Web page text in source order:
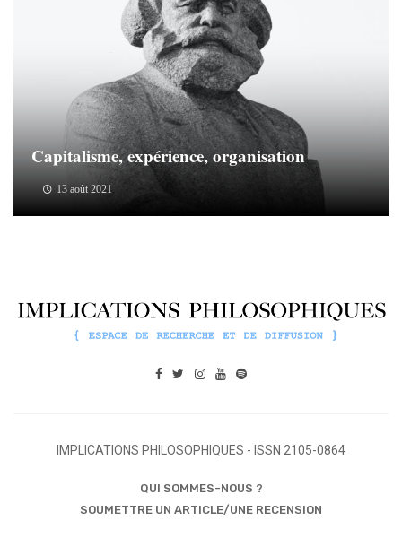
Capitalisme, expérience, organisation
13 août 2021
IMPLICATIONS PHILOSOPHIQUES - ISSN 2105-0864
QUI SOMMES-NOUS ?
SOUMETTRE UN ARTICLE/UNE RECENSION